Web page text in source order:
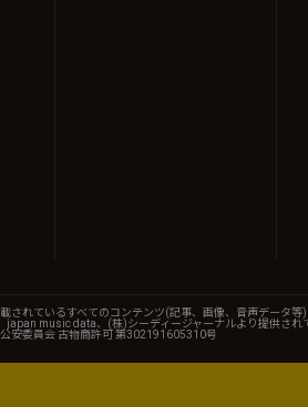
載されているすべてのコンテンツ(記事、画像、音声データ
japan music data、(株)シーディージャーナルより提供され
安委員会 古物商許可 第302191605310号